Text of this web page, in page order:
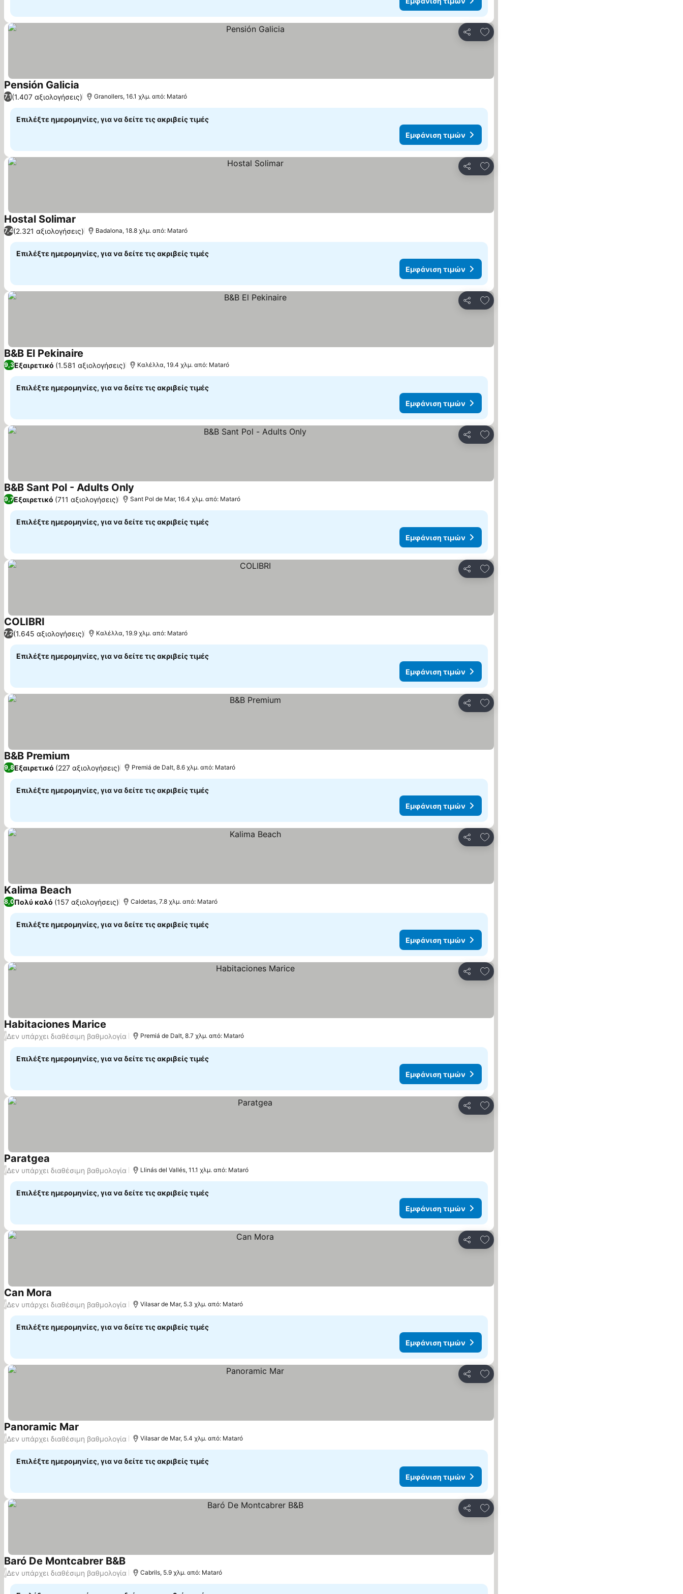
Κοινοποίηση
Προσθήκη στα αγαπημένα
Pensión Galicia Εμφάνιση τιμών
7,1(1.407 αξιολογήσεις) Granollers, 16.1 χλμ. από: Mataró
Επιλέξτε ημερομηνίες, για να δείτε τις ακριβείς τιμές
Εμφάνιση τιμών
Κοινοποίηση
Προσθήκη στα αγαπημένα
Hostal Solimar Εμφάνιση τιμών
7,4(2.321 αξιολογήσεις) Badalona, 18.8 χλμ. από: Mataró
Επιλέξτε ημερομηνίες, για να δείτε τις ακριβείς τιμές
Εμφάνιση τιμών
Κοινοποίηση
Προσθήκη στα αγαπημένα
B&B El Pekinaire Εμφάνιση τιμών
9,3Εξαιρετικό (1.581 αξιολογήσεις) Καλέλλα, 19.4 χλμ. από: Mataró
Επιλέξτε ημερομηνίες, για να δείτε τις ακριβείς τιμές
Εμφάνιση τιμών
Κοινοποίηση
Προσθήκη στα αγαπημένα
B&B Sant Pol - Adults Only
9,7Εξαιρετικό (711 αξιολογήσεις) Sant Pol de Mar, 16.4 χλμ. από: Mataró
Επιλέξτε ημερομηνίες, για να δείτε τις ακριβείς τιμές
Εμφάνιση τιμών
Κοινοποίηση
Προσθήκη στα αγαπημένα
COLIBRI Εμφάνιση τιμών
7,2(1.645 αξιολογήσεις) Καλέλλα, 19.9 χλμ. από: Mataró
Επιλέξτε ημερομηνίες, για να δείτε τις ακριβείς τιμές
Εμφάνιση τιμών
Κοινοποίηση
Προσθήκη στα αγαπημένα
B&B Premium Εμφάνιση τιμών
9,8Εξαιρετικό (227 αξιολογήσεις) Premiá de Dalt, 8.6 χλμ. από: Mataró
Επιλέξτε ημερομηνίες, για να δείτε τις ακριβείς τιμές
Εμφάνιση τιμών
Κοινοποίηση
Προσθήκη στα αγαπημένα
Kalima BeachΕμφάνιση τιμών
8,0Πολύ καλό (157 αξιολογήσεις) Caldetas, 7.8 χλμ. από: Mataró
Επιλέξτε ημερομηνίες, για να δείτε τις ακριβείς τιμές
Εμφάνιση τιμών
Κοινοποίηση
Προσθήκη στα αγαπημένα
Habitaciones Marice Εμφάνιση τιμών
/Δεν υπάρχει διαθέσιμη βαθμολογία Premiá de Dalt, 8.7 χλμ. από: Mataró
Επιλέξτε ημερομηνίες, για να δείτε τις ακριβείς τιμές
Εμφάνιση τιμών
Κοινοποίηση
Προσθήκη στα αγαπημένα
Paratgea
/Δεν υπάρχει διαθέσιμη βαθμολογία Llinás del Vallés, 11.1 χλμ. από: Mataró
Επιλέξτε ημερομηνίες, για να δείτε τις ακριβείς τιμές
Εμφάνιση τιμών
Κοινοποίηση
Προσθήκη στα αγαπημένα
Can Mora
/Δεν υπάρχει διαθέσιμη βαθμολογία Vilasar de Mar, 5.3 χλμ. από: Mataró
Επιλέξτε ημερομηνίες, για να δείτε τις ακριβείς τιμές
Εμφάνιση τιμών
Κοινοποίηση
Προσθήκη στα αγαπημένα
Panoramic Mar Εμφάνιση τιμών
/Δεν υπάρχει διαθέσιμη βαθμολογία Vilasar de Mar, 5.4 χλμ. από: Mataró
Επιλέξτε ημερομηνίες, για να δείτε τις ακριβείς τιμές
Εμφάνιση τιμών
Κοινοποίηση
Προσθήκη στα αγαπημένα
Baró De Montcabrer B&BΕμφάνιση τιμών
/Δεν υπάρχει διαθέσιμη βαθμολογία Cabrils, 5.9 χλμ. από: Mataró